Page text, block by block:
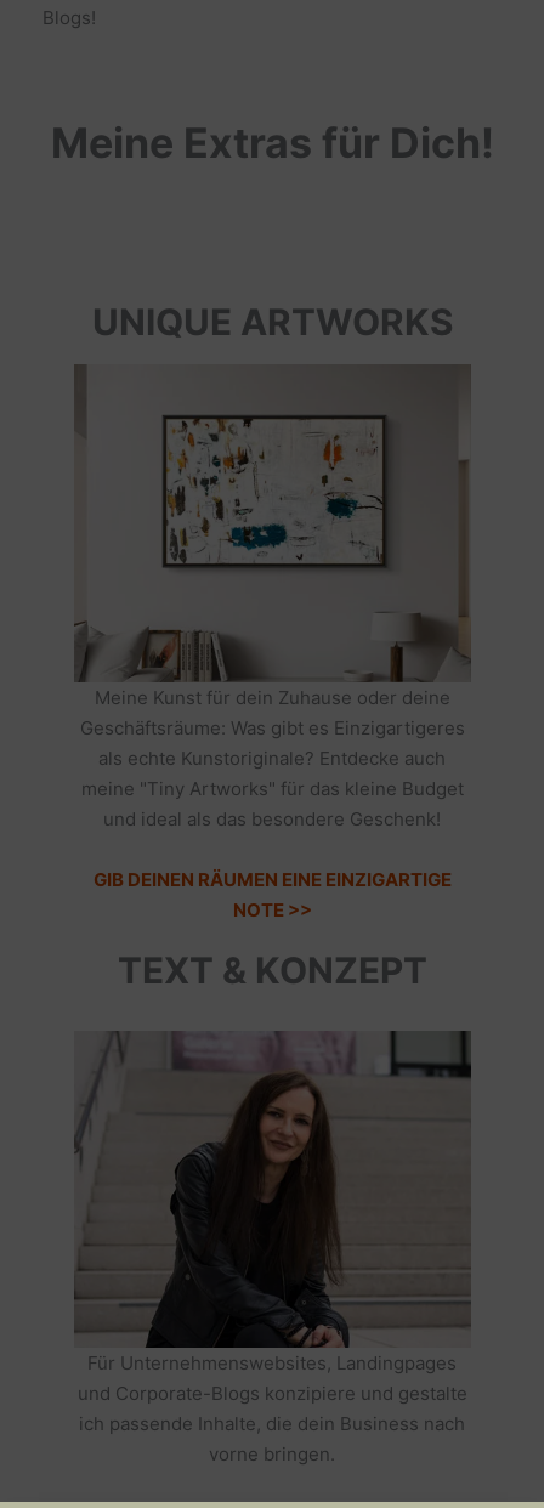
Blogs!
Meine Extras für Dich!
UNIQUE ARTWORKS
Meine Kunst für dein Zuhause oder deine
Geschäftsräume: Was gibt es Einzigartigeres
als echte Kunstoriginale? Entdecke auch
meine "Tiny Artworks" für das kleine Budget
und ideal als das besondere Geschenk!
GIB DEINEN RÄUMEN EINE EINZIGARTIGE
NOTE >>
TEXT & KONZEPT
Für Unternehmenswebsites, Landingpages
und Corporate-Blogs konzipiere und gestalte
ich passende Inhalte, die dein Business nach
vorne bringen.